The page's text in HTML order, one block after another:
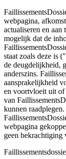
webpagina,
actualiseren en aan
mogelijk dat de
staat zoals deze is
de deugdelijkheid,
anderszins.
aansprakelijkheid
en voortvloeit uit of
van
kunnen
webpagina
geen bekrachtiging
Faillissements